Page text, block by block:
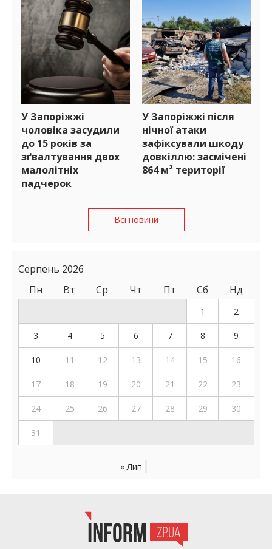
У Запоріжжі
чоловіка засудили
до 15 років за
зґвалтування двох
малолітніх
падчерок
У Запоріжжі після
нічної атаки
зафіксували шкоду
довкіллю: засмічені
864 м² території
Всі новини
Серпень 2026
Пн
Вт Ср Чт Пт Сб Нд
1 2
3 4 5 6 7 8 9
10 11 12 13 14 15 16
17 18 19 20 21 22 23
24 25 26 27 28 29 30
31
« Лип